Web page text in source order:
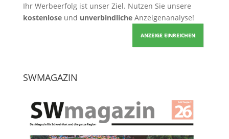
Ihr Werbeerfolg ist unser Ziel. Nutzen Sie unsere
kostenloseund unverbindlicheAnzeigenanalyse!
ANZEIGE EINREICHEN
SWMAGAZIN